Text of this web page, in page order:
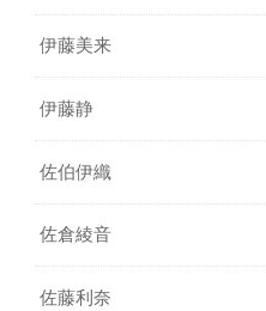
伊藤美来
伊藤静
佐伯伊織
佐倉綾音
佐藤利奈